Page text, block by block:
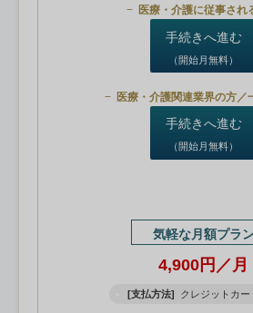
医療・介護に従事され
手続きへ進む
（開始月無料）
医療・介護関連業界の方／
手続きへ進む
（開始月無料）
気軽な月額プラ
4,900円／月
[支払方法] クレジットカー